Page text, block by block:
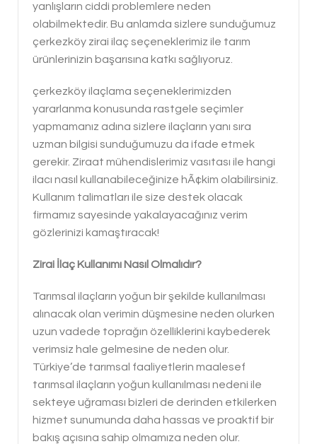
yanlışların ciddi problemlere neden
olabilmektedir. Bu anlamda sizlere sunduğumuz
çerkezköy zirai ilaç seçeneklerimiz ile tarım
ürünlerinizin başarısına katkı sağlıyoruz.
çerkezköy ilaçlama seçeneklerimizden
yararlanma konusunda rastgele seçimler
yapmamanız adına sizlere ilaçların yanı sıra
uzman bilgisi sunduğumuzu da ifade etmek
gerekir. Ziraat mühendislerimiz vasıtası ile hangi
ilacı nasıl kullanabileceğinize hÃ¢kim olabilirsiniz.
Kullanım talimatları ile size destek olacak
firmamız sayesinde yakalayacağınız verim
gözlerinizi kamaştıracak!
Zirai İlaç Kullanımı Nasıl Olmalıdır?
Tarımsal ilaçların yoğun bir şekilde kullanılması
alınacak olan verimin düşmesine neden olurken
uzun vadede toprağın özelliklerini kaybederek
verimsiz hale gelmesine de neden olur.
Türkiye’de tarımsal faaliyetlerin maalesef
tarımsal ilaçların yoğun kullanılması nedeni ile
sekteye uğraması bizleri de derinden etkilerken
hizmet sunumunda daha hassas ve proaktif bir
bakış açısına sahip olmamıza neden olur.